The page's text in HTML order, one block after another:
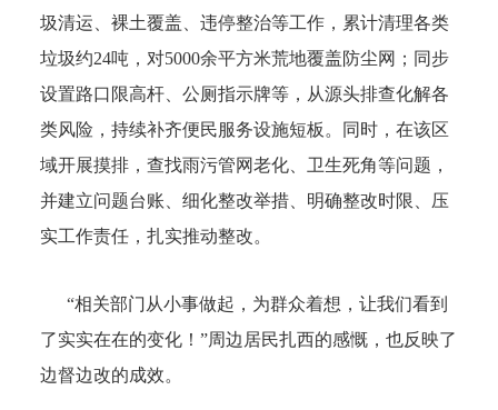
圾清运、裸土覆盖、违停整治等工作，累计清理各类
垃圾约24吨，对5000余平方米荒地覆盖防尘网；同步
设置路口限高杆、公厕指示牌等，从源头排查化解各
类风险，持续补齐便民服务设施短板。同时，在该区
域开展摸排，查找雨污管网老化、卫生死角等问题，
并建立问题台账、细化整改举措、明确整改时限、压
实工作责任，扎实推动整改。
“相关部门从小事做起，为群众着想，让我们看到
了实实在在的变化！”周边居民扎西的感慨，也反映了
边督边改的成效。